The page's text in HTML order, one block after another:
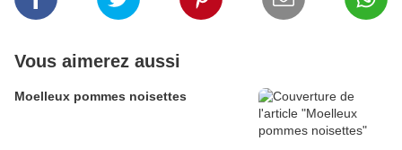
Vous aimerez aussi
Moelleux pommes noisettes